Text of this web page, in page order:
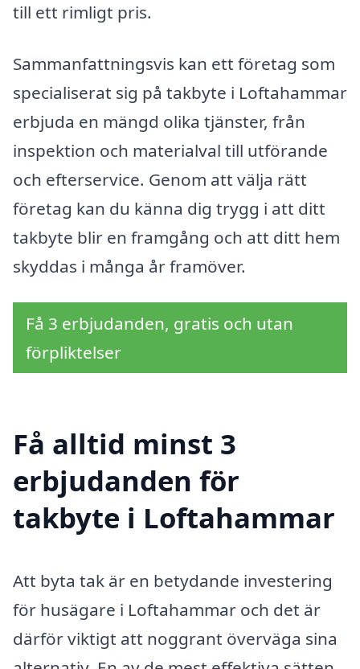
till ett rimligt pris.
Sammanfattningsvis kan ett företag som
specialiserat sig på takbyte i Loftahammar
erbjuda en mängd olika tjänster, från
inspektion och materialval till utförande
och efterservice. Genom att välja rätt
företag kan du känna dig trygg i att ditt
takbyte blir en framgång och att ditt hem
skyddas i många år framöver.
Få 3 erbjudanden, gratis och utan
förpliktelser
Få alltid minst 3
erbjudanden för
takbyte i Loftahammar
Att byta tak är en betydande investering
för husägare i Loftahammar och det är
därför viktigt att noggrant överväga sina